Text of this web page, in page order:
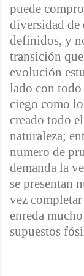
puede
diversidad de
definidos, y
transición
evolución
lado con
ciego como
creado todo
naturaleza;
numero de
demanda la
se presentan
vez
enreda
supuestos